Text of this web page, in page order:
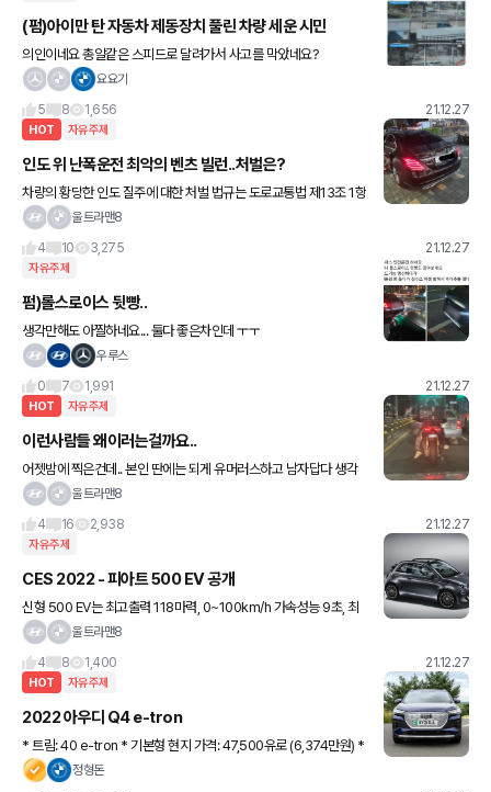
(펌)아이만 탄 자동차 제동장치 풀린 차량 세운 시민
의인이네요 총알같은 스피드로 달려가서 사고를 막았네요?
요요기
5
8 1,656 21.12.27
HOT 자유주제
인도 위 난폭운전 최악의 벤츠 빌런..처벌은?
차량의 황당한 인도 질주에 대한 처벌 법규는 도로교통법 제13조 1항
은 보도가 설치된 도로의 보도를 침범하거나 보도 횡단 방법을 위반
울트라맨8
4
10 3,275 21.12.27
자유주제
펌)롤스로이스 뒷빵..
생각만해도 아찔하네요... 둘다 좋은차인데 ㅜㅜ
우루스
0
7 1,991 21.12.27
HOT 자유주제
이런사람들 왜이러는걸까요..
어젯밤에 찍은건데.. 본인 딴에는 되게 유머러스하고 남자답다 생각
하겠죠???울트라맨8
4
16 2,938 21.12.27
자유주제
CES 2022 - 피아트 500 EV 공개
신형 500 EV는 최고출력 118마력, 0~100km/h 가속성능 9초, 최
고속도 150km/h의 성능을 발휘하며, 주행가능거리는 WLTP 기준
울트라맨8
4
8 1,400 21.12.27
HOT 자유주제
2022 아우디 Q4 e-tron
* 트림: 40 e-tron * 기본형 현지 가격: 47,500유로 (6,374만원) *
배터리 용량: 82kWh * 출력: 204마력 (150kw) * 제로백: 8.5초 *
정형돈